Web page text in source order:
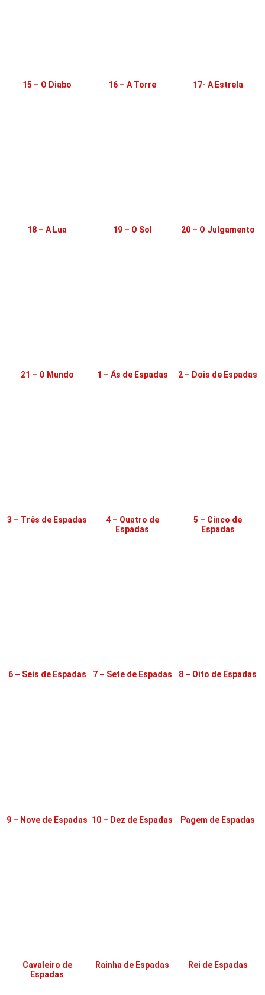
15 – O Diabo 16 – A Torre 17- A Estrela
18 – A Lua 19 – O Sol 20 – O Julgamento
21 – O Mundo 1 – Ás de Espadas 2 – Dois de Espadas
3 – Três de Espadas
4 – Quatro de
Espadas
5 – Cinco de
Espadas
6 – Seis de Espadas 7 – Sete de Espadas 8 – Oito de Espadas
9 – Nove de Espadas 10 – Dez de Espadas Pagem de Espadas
Cavaleiro de
Espadas
Rainha de Espadas Rei de Espadas